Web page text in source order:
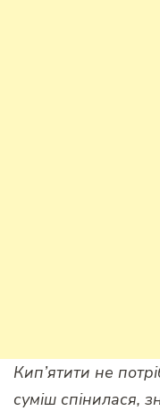
Кип’ятити не
суміш спінилася,